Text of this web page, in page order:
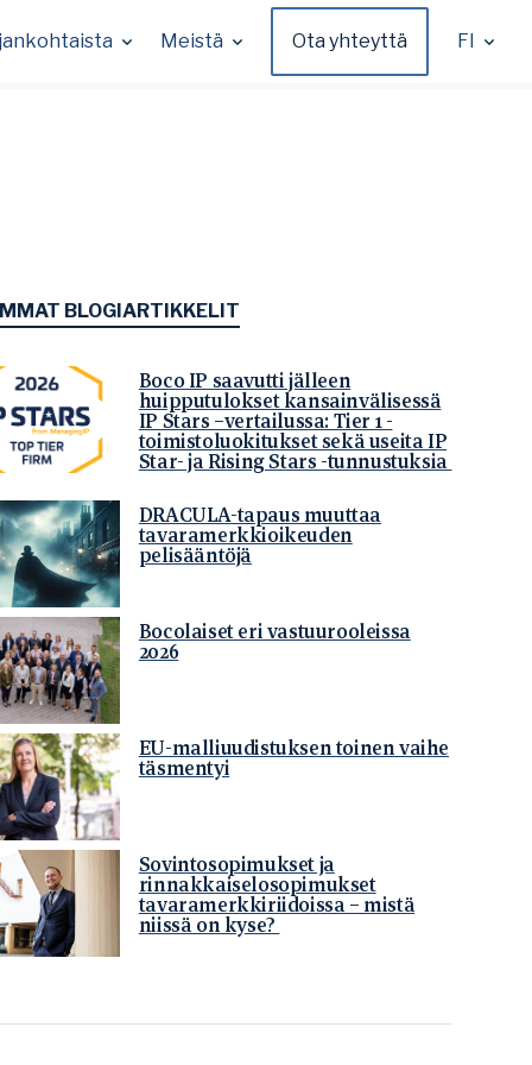
Meistä Ota yhteyttä FI
BLOGIARTIKKELIT
Boco IP saavutti jälleen
huipputulokset kansainvälisessä
IP Stars –vertailussa: Tier 1 -
toimistoluokitukset sekä useita IP
Star- ja Rising Stars -tunnustuksia
DRACULA-tapaus muuttaa
tavaramerkkioikeuden
pelisääntöjä
Bocolaiset eri vastuurooleissa
2026
EU-malliuudistuksen toinen vaihe
täsmentyi
Sovintosopimukset ja
rinnakkaiselosopimukset
tavaramerkkiriidoissa – mistä
niissä on kyse?